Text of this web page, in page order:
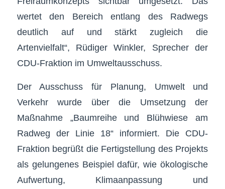
wertet den Bereich entlang des Radwegs
deutlich auf und stärkt zugleich die
Artenvielfalt“, Rüdiger Winkler, Sprecher der
CDU-Fraktion im Umweltausschuss.
Der Ausschuss für Planung, Umwelt und
Verkehr wurde über die Umsetzung der
Maßnahme „Baumreihe und Blühwiese am
Radweg der Linie 18“ informiert. Die CDU-
Fraktion begrüßt die Fertigstellung des Projekts
als gelungenes Beispiel dafür, wie ökologische
Aufwertung, Klimaanpassung und